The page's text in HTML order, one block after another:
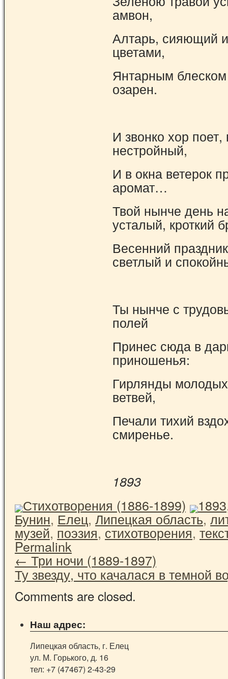
амвон,
Алтарь, сияющий
цветами,
Янтарным
озарен.
И звонко хор
нестройный,
И в окна ветерок
аромат…
Твой нынче день
усталый, кроткий
Весенний
светлый и
Ты нынче с
полей
Принес сюда в
приношенья:
Гирлянды
ветвей,
Печали тихий
смиренье.
1893
Стихотворения (1886-1899) 1893
Бунин,Елец,Липецкая область,
музей, поэзия,стихотворения,
Permalink
←Три ночи (1889-1897)
Ту звезду, что качалася в темной
Comments are closed.
Наш адрес:
Липецкая область, г. Елец
ул. М. Горького, д. 16
тел: +7 (47467) 2-43-29